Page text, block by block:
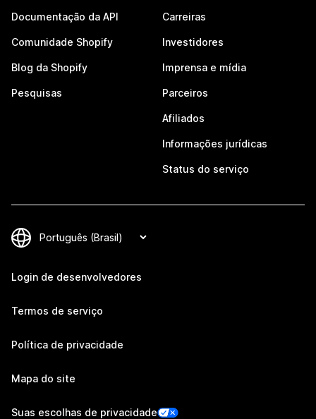
Documentação da API
Comunidade Shopify
Blog da Shopify
Pesquisas
Carreiras
Investidores
Imprensa e mídia
Parceiros
Afiliados
Informações jurídicas
Status do serviço
Login de desenvolvedores
Termos de serviço
Política de privacidade
Mapa do site
Suas escolhas de privacidade